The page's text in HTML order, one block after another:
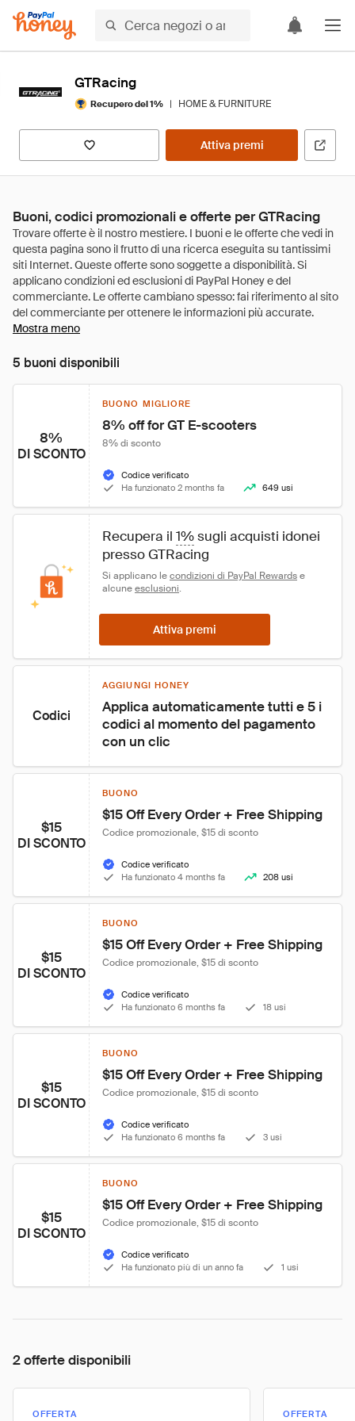
GTRacing
Recupero del 1% | HOME & FURNITURE
Attiva premi
Buoni, codici promozionali e offerte per GTRacing
Mostra meno
5 buoni disponibili
8%
DI SCONTO
BUONO MIGLIORE
8% off for GT E-scooters
8% di sconto
Codice verificato
Ha funzionato 2 months fa
649 usi
Recupera il 1% sugli acquisti idonei
presso GTRacing
Si applicano le condizioni di PayPal Rewards e
alcune esclusioni.
Attiva premi
Codici
AGGIUNGI HONEY
Applica automaticamente tutti e 5 i
codici al momento del pagamento
con un clic
$15
DI SCONTO
BUONO
$15 Off Every Order + Free Shipping
Codice promozionale, $15 di sconto
Codice verificato
Ha funzionato 4 months fa
208 usi
$15
DI SCONTO
BUONO
$15 Off Every Order + Free Shipping
Codice promozionale, $15 di sconto
Codice verificato
Ha funzionato 6 months fa
18 usi
$15
DI SCONTO
BUONO
$15 Off Every Order + Free Shipping
Codice promozionale, $15 di sconto
Codice verificato
Ha funzionato 6 months fa
3 usi
$15
DI SCONTO
BUONO
$15 Off Every Order + Free Shipping
Codice promozionale, $15 di sconto
Codice verificato
Ha funzionato più di un anno fa
1 usi
2 offerte disponibili
OFFERTA OFFERTA